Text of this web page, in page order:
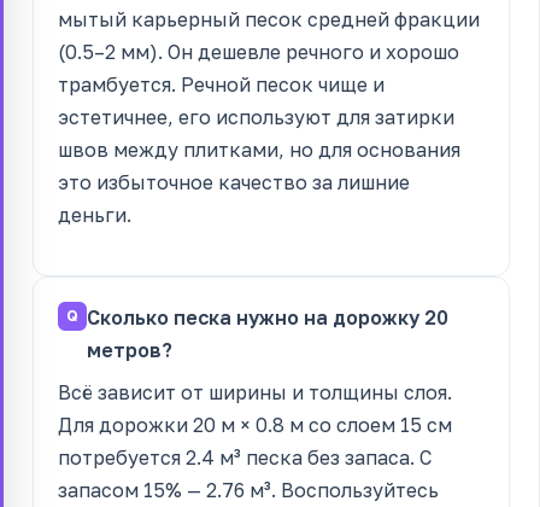
мытый карьерный песок средней фракции
(0.5–2 мм). Он дешевле речного и хорошо
трамбуется. Речной песок чище и
эстетичнее, его используют для затирки
швов между плитками, но для основания
это избыточное качество за лишние
деньги.
Сколько песка нужно на дорожку 20
метров?
Всё зависит от ширины и толщины слоя.
Для дорожки 20 м × 0.8 м со слоем 15 см
потребуется 2.4 м³ песка без запаса. С
запасом 15% — 2.76 м³. Воспользуйтесь